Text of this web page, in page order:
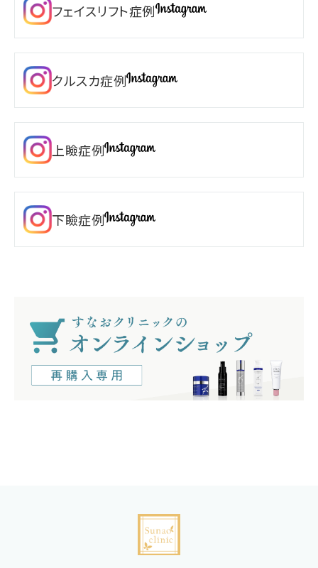
フェイスリフト症例
クルスカ症例
上瞼症例
下瞼症例